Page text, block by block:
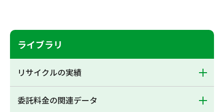
ライブラリ
リサイクルの実績
委託料金の関連データ